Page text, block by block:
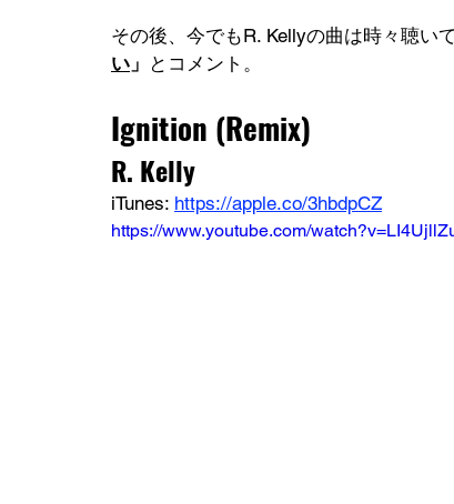
その後、今でもR. Kellyの曲は時々聴い
い 」 とコメント。
Ignition (Remix)
R. Kelly
iTunes: https://apple.co/3hbdpCZ
https://www.youtube.com/